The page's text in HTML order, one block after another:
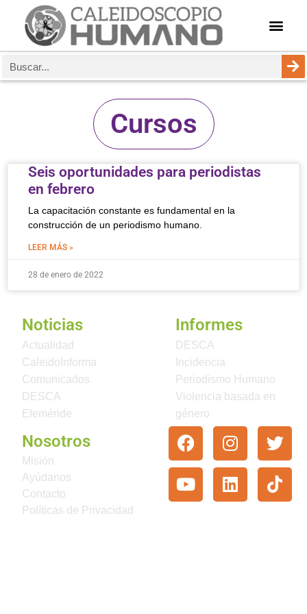
Cursos
Seis oportunidades para periodistas
en febrero
La capacitación constante es fundamental en la
construcción de un periodismo humano.
LEER MÁS »
28 de enero de 2022
Noticias
Actualidad
CaleidoInforma
Comunicados
DESCA
Efeméride
Informes
DESCA
Incidencia
Periodismo Humano
Violencia basada en
género
Nosotros
Misión
Ayúdanos
Contacto
Políticas de Privacidad